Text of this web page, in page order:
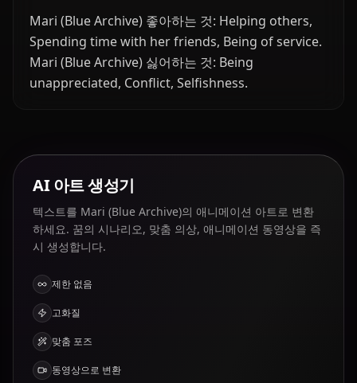
Mari (Blue Archive) 좋아하는 것: Helping others,
Spending time with her friends, Being of service.
Mari (Blue Archive) 싫어하는 것: Being
unappreciated, Conflict, Selfishness.
AI 아트 생성기
텍스트를 Mari (Blue Archive)의 애니메이션 아트로 변환
하세요. 꿈의 시나리오, 맞춤 의상, 애니메이션 동영상을 즉
시 생성합니다.
제한 없음
고화질
맞춤 포즈
동영상으로 변환